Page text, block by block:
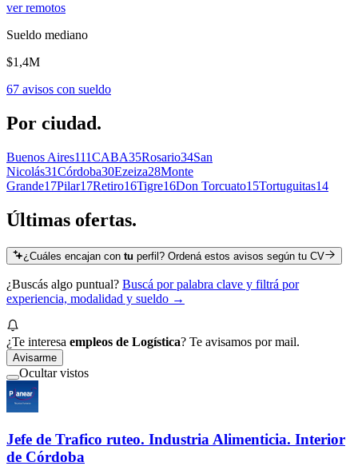
ver remotos
Sueldo mediano
$1,4M
67 avisos con sueldo
Por ciudad.
Buenos Aires111CABA35Rosario34San
Nicolás31Córdoba30Ezeiza28Monte
Grande17Pilar17Retiro16Tigre16Don Torcuato15Tortuguitas14
Últimas ofertas.
¿Cuáles encajan contu perfil? Ordená estos avisos según tu CV
¿Buscás algo puntual? Buscá por palabra clave y filtrá por
experiencia, modalidad y sueldo →
¿Te interesa empleos de Logística? Te avisamos por mail.
Avisarme
Ocultar vistos
Jefe de Trafico ruteo. Industria Alimenticia. Interior
de Córdoba